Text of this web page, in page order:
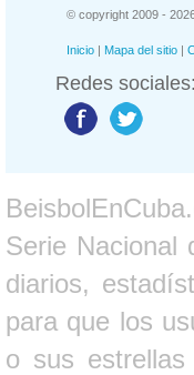
© copyright 2009 -
Inicio | Mapa del sitio |
Redes sociales:
Serie Nacional
diarios,
para que los
o sus